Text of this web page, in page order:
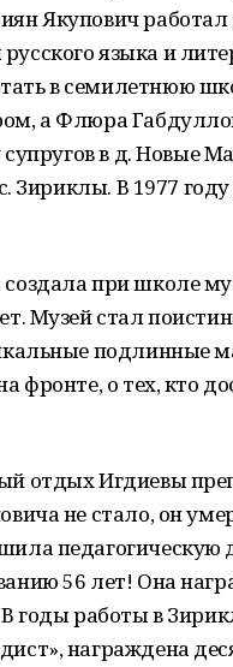
Якупович
языка и
в семилетнюю
а Флюра
в д. Новые
Зириклы. В 1977
при школе
Музей стал
подлинные
фронте, о тех, кто
отдых Игдиевы
не стало, он
педагогическую
56 лет! Она
годы работы в
награждена